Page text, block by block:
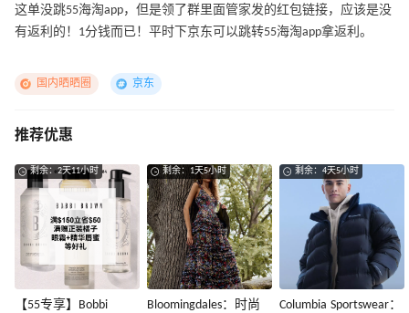
这单没跳55海淘app，但是领了群里面管家发的红包链接，应该是没
有返利的！1分钱而已！平时下京东可以跳转55海淘app拿返利。
国内晒晒圈 京东
推荐优惠
剩余：2天11小时
【55专享】Bobbi
剩余：1天5小时
Bloomingdales：时尚
剩余：4天5小时
Columbia Sportswear：